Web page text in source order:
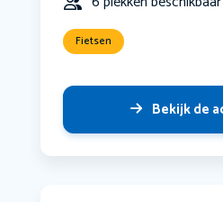
Fietsen
Bekijk de